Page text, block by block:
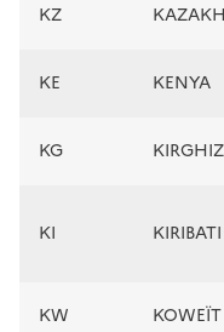
KZ
KE KENYA
KG
KI KIRIBATI
KW KOWEÏT